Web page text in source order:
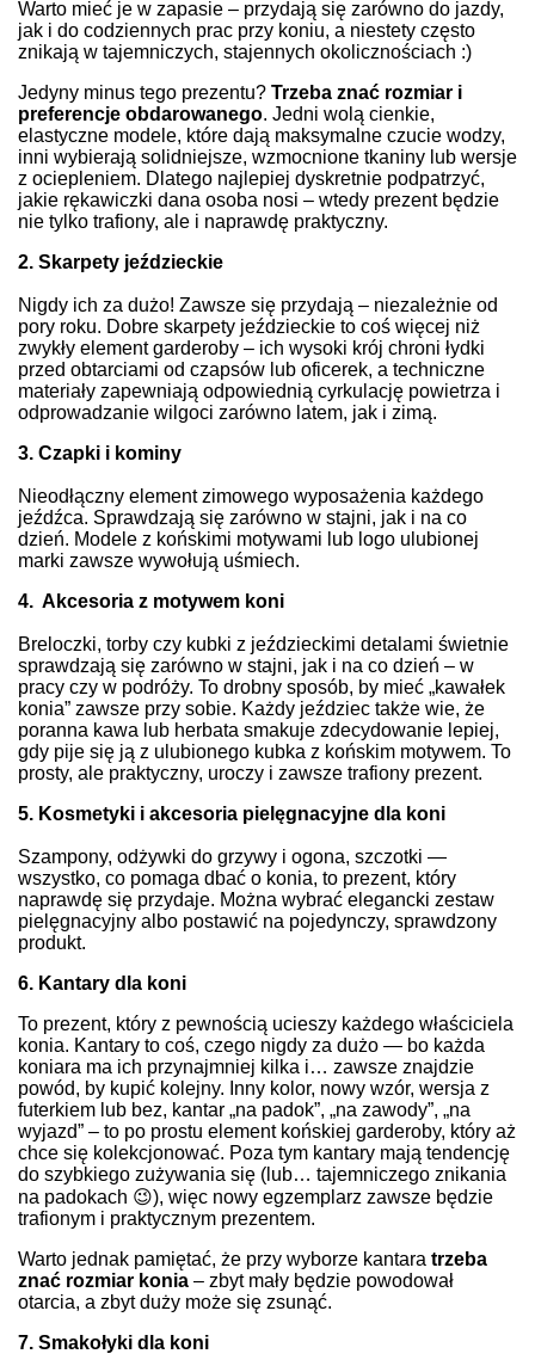
Warto mieć je w zapasie – przydają się zarówno do jazdy,
jak i do codziennych prac przy koniu, a niestety często
znikają w tajemniczych, stajennych okolicznościach :)
Jedyny minus tego prezentu? Trzeba znać rozmiar i
preferencje obdarowanego. Jedni wolą cienkie,
elastyczne modele, które dają maksymalne czucie wodzy,
inni wybierają solidniejsze, wzmocnione tkaniny lub wersje
z ociepleniem. Dlatego najlepiej dyskretnie podpatrzyć,
jakie rękawiczki dana osoba nosi – wtedy prezent będzie
nie tylko trafiony, ale i naprawdę praktyczny.
2. Skarpety jeździeckie
Nigdy ich za dużo! Zawsze się przydają – niezależnie od
pory roku. Dobre skarpety jeździeckie to coś więcej niż
zwykły element garderoby – ich wysoki krój chroni łydki
przed obtarciami od czapsów lub oficerek, a techniczne
materiały zapewniają odpowiednią cyrkulację powietrza i
odprowadzanie wilgoci zarówno latem, jak i zimą.
3. Czapki i kominy
Nieodłączny element zimowego wyposażenia każdego
jeźdźca. Sprawdzają się zarówno w stajni, jak i na co
dzień. Modele z końskimi motywami lub logo ulubionej
marki zawsze wywołują uśmiech.
4. Akcesoria z motywem koni
Breloczki, torby czy kubki z jeździeckimi detalami świetnie
sprawdzają się zarówno w stajni, jak i na co dzień – w
pracy czy w podróży. To drobny sposób, by mieć „kawałek
konia” zawsze przy sobie. Każdy jeździec także wie, że
poranna kawa lub herbata smakuje zdecydowanie lepiej,
gdy pije się ją z ulubionego kubka z końskim motywem. To
prosty, ale praktyczny, uroczy i zawsze trafiony prezent.
5. Kosmetyki i akcesoria pielęgnacyjne dla koni
Szampony, odżywki do grzywy i ogona, szczotki —
wszystko, co pomaga dbać o konia, to prezent, który
naprawdę się przydaje. Można wybrać elegancki zestaw
pielęgnacyjny albo postawić na pojedynczy, sprawdzony
produkt.
6. Kantary dla koni
To prezent, który z pewnością ucieszy każdego właściciela
konia. Kantary to coś, czego nigdy za dużo — bo każda
koniara ma ich przynajmniej kilka i… zawsze znajdzie
powód, by kupić kolejny. Inny kolor, nowy wzór, wersja z
futerkiem lub bez, kantar „na padok”, „na zawody”, „na
wyjazd” – to po prostu element końskiej garderoby, który aż
chce się kolekcjonować. Poza tym kantary mają tendencję
do szybkiego zużywania się (lub… tajemniczego znikania
na padokach 😉), więc nowy egzemplarz zawsze będzie
trafionym i praktycznym prezentem.
Warto jednak pamiętać, że przy wyborze kantara trzeba
znać rozmiar konia – zbyt mały będzie powodował
otarcia, a zbyt duży może się zsunąć.
7. Smakołyki dla koni